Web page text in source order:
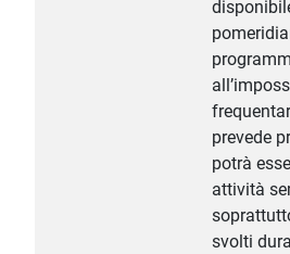
prevede
potrà
attività
svolti